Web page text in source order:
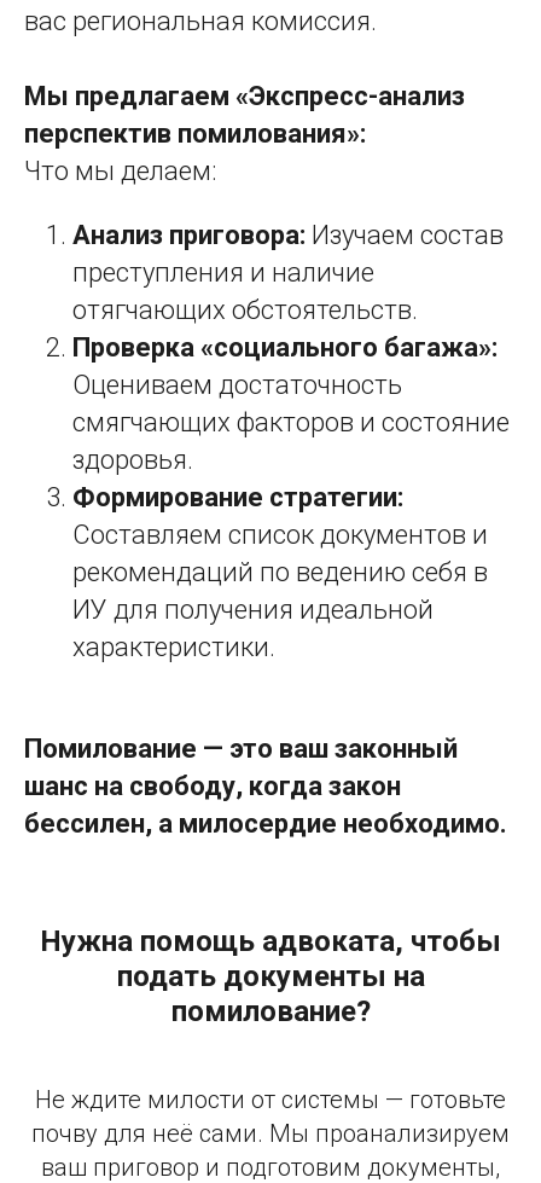
вас региональная комиссия.
Мы предлагаем «Экспресс-анализ
перспектив помилования»:
Что мы делаем:
Анализ приговора: Изучаем состав
преступления и наличие
отягчающих обстоятельств.
Проверка «социального багажа»:
Оцениваем достаточность
смягчающих факторов и состояние
здоровья.
Формирование стратегии:
Составляем список документов и
рекомендаций по ведению себя в
ИУ для получения идеальной
характеристики.
Помилование — это ваш законный
шанс на свободу, когда закон
бессилен, а милосердие необходимо.
Нужна помощь адвоката, чтобы
подать документы на
помилование?
Не ждите милости от системы — готовьте
почву для неё сами. Мы проанализируем
ваш приговор и подготовим документы,